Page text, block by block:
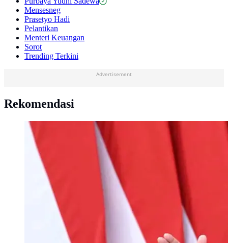
Mensesneg
Prasetyo Hadi
Pelantikan
Menteri Keuangan
Sorot
Trending Terkini
Advertisement
Rekomendasi